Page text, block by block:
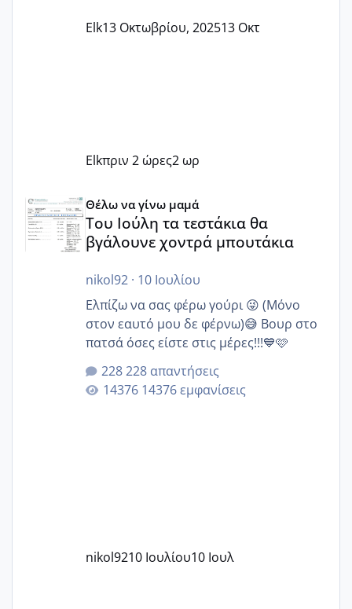
Elk13 Οκτωβρίου, 202513 Οκτ
Elkπριν 2 ώρες2 ωρ
Θέλω να γίνω μαμά
Του Ιούλη τα τεστάκια θα
βγάλουνε χοντρά μπουτάκια
nikol92· 10 Ιουλίου
Ελπίζω να σας φέρω γούρι 😜 (Μόνο
στον εαυτό μου δε φέρνω)😅 Βουρ στο
πατσά όσες είστε στις μέρες!!!💙🩷
228 απαντήσεις
14376 εμφανίσεις
nikol9210 Ιουλίου10 Ιουλ